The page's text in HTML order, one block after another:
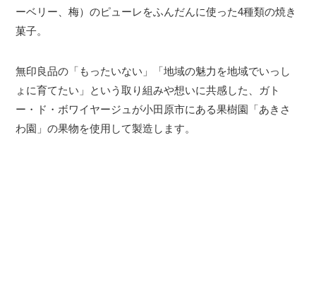
ーベリー、梅）のピューレをふんだんに使った4種類の焼き
菓子。
無印良品の「もったいない」「地域の魅力を地域でいっし
ょに育てたい」という取り組みや想いに共感した、ガト
ー・ド・ボワイヤージュが小田原市にある果樹園「あきさ
わ園」の果物を使用して製造します。